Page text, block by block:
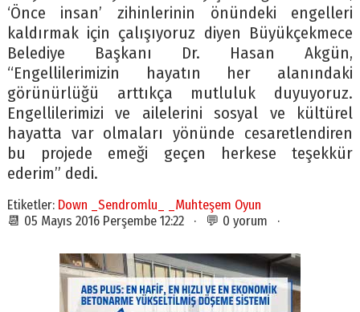
‘Önce insan’ zihinlerinin önündeki engelleri
kaldırmak için çalışıyoruz diyen Büyükçekmece
Belediye Başkanı Dr. Hasan Akgün,
“Engellilerimizin hayatın her alanındaki
görünürlüğü arttıkça mutluluk duyuyoruz.
Engellilerimizi ve ailelerini sosyal ve kültürel
hayatta var olmaları yönünde cesaretlendiren
bu projede emeği geçen herkese teşekkür
ederim” dedi.
Etiketler: Down _Sendromlu_ _Muhteşem Oyun
📆 05 Mayıs 2016 Perşembe 12:22 · 💬 0 yorum ·